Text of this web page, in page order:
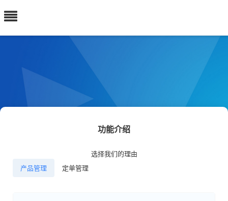
功能介绍
选择我们的理由
产品管理
定单管理